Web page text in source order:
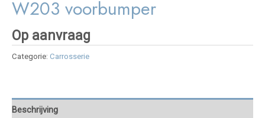
W203 voorbumper
Op aanvraag
Categorie: Carrosserie
Beschrijving